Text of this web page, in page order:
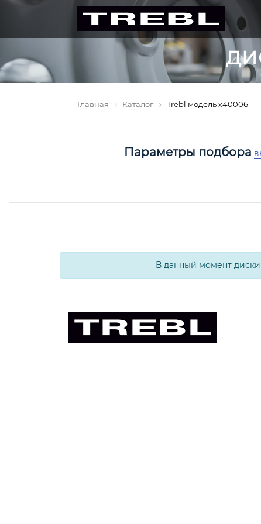
Главная Каталог Trebl модель x40006
Параметры подбора
В данный момент диски